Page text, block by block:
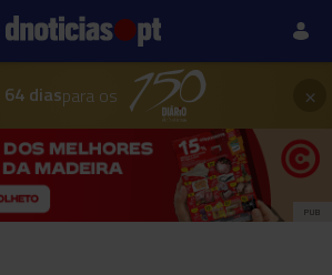
64 diaspara os ×
PUB